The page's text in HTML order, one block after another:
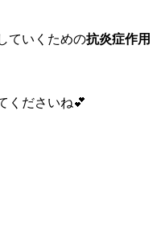
ていくための抗炎症作用
くださいね💕